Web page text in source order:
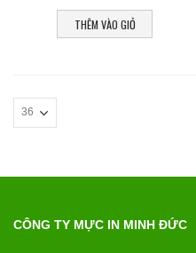
THÊM VÀO GIỎ
CÔNG TY MỰC IN MINH ĐỨC